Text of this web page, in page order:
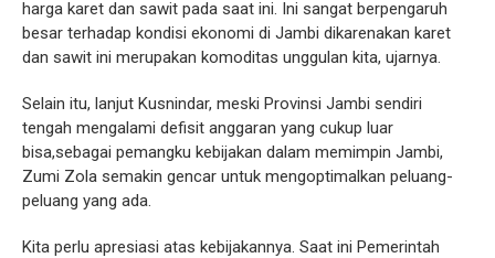
harga karet dan sawit pada saat ini. Ini sangat berpengaruh
besar terhadap kondisi ekonomi di Jambi dikarenakan karet
dan sawit ini merupakan komoditas unggulan kita, ujarnya.
Selain itu, lanjut Kusnindar, meski Provinsi Jambi sendiri
tengah mengalami defisit anggaran yang cukup luar
bisa,sebagai pemangku kebijakan dalam memimpin Jambi,
Zumi Zola semakin gencar untuk mengoptimalkan peluang-
peluang yang ada.
Kita perlu apresiasi atas kebijakannya. Saat ini Pemerintah